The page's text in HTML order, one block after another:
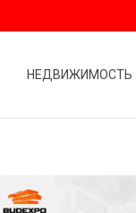
НЕДВИЖИМОСТЬ